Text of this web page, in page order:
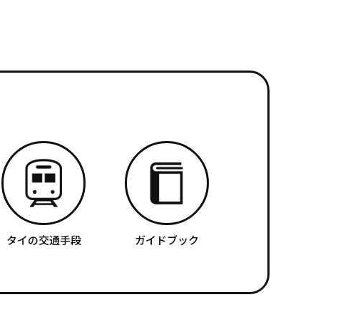
タイの交通手段 ガイドブック